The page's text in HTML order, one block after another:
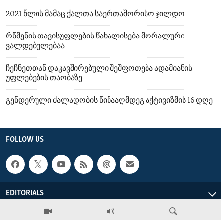
2021 წლის მამაც ქალთა საერთაშორისო ჯილდო
რწმენის თავისუფლების წახალისება მორალური
ვალდებულებაა
ჩეჩნეთთან დაკავშირებული შეშფოთება ადამიანის
უფლებების თაობაზე
გენდერული ძალადობის წინააღმდეგ აქტივიზმის 16 დღე
FOLLOW US
EDITORIALS